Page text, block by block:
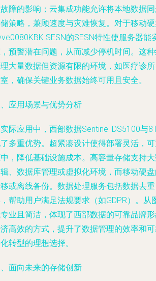
障的影响；云集成功能允许将本地数据
策略，兼顾速度与灾难恢复。对于移动
SESN的SESN特性使服务器能
预警潜在问题，从而减少停机时间。这
大量数据但资源有限的环境，如医疗诊
，确保关键业务数据始终可用且安全。
应用场景与优势分析
际应用中，西部数据Sentinel DS5100与
多重优势。超紧凑设计使得部署灵活，
，降低基础设施成本。高容量存储支持
、数据库管理或虚拟化环境，而移动硬
或离线备份。数据处理服务包括数据去
帮助用户满足法规要求（如GDPR）。从
业且简洁，体现了西部数据的可靠品牌
高效的方式，提升了数据管理的效率和
转型的理想选择。
面向未来的存储创新